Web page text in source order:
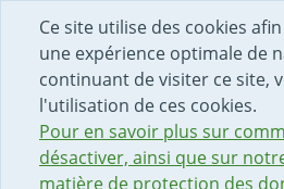
Ce site utilise des cookies
une expérience optimale de
continuant de visiter ce site,
l'utilisation de ces cookies.
Pour en savoir plus sur
désactiver, ainsi que sur
matière de protection des
DÉBUT DU CONTENU DE LA
ACCÈS AU CHAMP DE
PAGE D'ACCUEIL
FORMULAIRE DE CONTACT